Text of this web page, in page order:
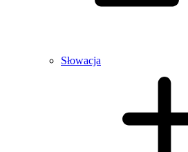
Słowacja